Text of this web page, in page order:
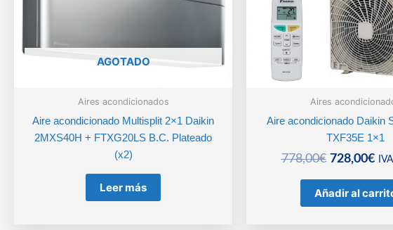
AGOTADO
Aires acondicionados
Aire acondicionado Multisplit 2×1 Daikin
2MXS40H + FTXG20LS B.C. Plateado
(x2)
Leer más
Aires
Aire acondicionado Daikin
TXF35E 1×1
778,00€ El
original
era:
728,00€El
es:
Añadir al